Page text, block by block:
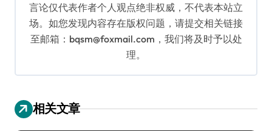
言论仅代表作者个人观点绝非权威，不代表本站立
场。如您发现内容存在版权问题，请提交相关链接
至邮箱：bqsm@foxmail.com，我们将及时予以处
理。
相关文章